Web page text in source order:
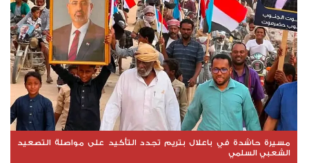
مسيرة حاشدة في باعلال بتريم تجدد التأكيد على مواصلة التصعيد
الشعبي السلمي